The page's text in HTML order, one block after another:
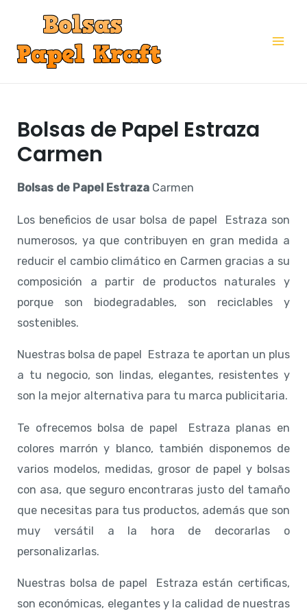
contenido
Bolsas de Papel Estraza
Carmen
Bolsas de Papel Estraza Carmen
Los beneficios de usar bolsa de papel Estraza son
numerosos, ya que contribuyen en gran medida a
reducir el cambio climático en Carmen gracias a su
composición a partir de productos naturales y
porque son biodegradables, son reciclables y
sostenibles.
Nuestras bolsa de papel Estraza te aportan un plus
a tu negocio, son lindas, elegantes, resistentes y
son la mejor alternativa para tu marca publicitaria.
Te ofrecemos bolsa de papel Estraza planas en
colores marrón y blanco, también disponemos de
varios modelos, medidas, grosor de papel y bolsas
con asa, que seguro encontraras justo del tamaño
que necesitas para tus productos, además que son
muy versátil a la hora de decorarlas o
personalizarlas.
Nuestras bolsa de papel Estraza están certificas,
son económicas, elegantes y la calidad de nuestras